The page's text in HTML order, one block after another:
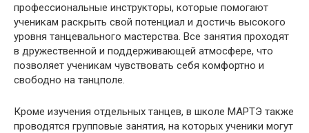
профессиональные инструкторы, которые помогают
ученикам раскрыть свой потенциал и достичь высокого
уровня танцевального мастерства. Все занятия проходят
в дружественной и поддерживающей атмосфере, что
позволяет ученикам чувствовать себя комфортно и
свободно на танцполе.
Кроме изучения отдельных танцев, в школе МАРТЭ также
проводятся групповые занятия, на которых ученики могут